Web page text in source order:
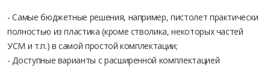
- Самые бюджетные решения, например, пистолет практически
полностью из пластика (кроме стволика, некоторых частей
УСМ и т.п.) в самой простой комплектации;
- Доступные варианты с расширенной комплектацией